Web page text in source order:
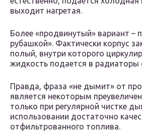
выходит нагретая.
Более «продвинутый» вариант –
рубашкой». Фактически корпус
полый, внутри которого
жидкость подается в радиаторы
Правда, фраза «не дымит» от
является некоторым
только при регулярной чистке
использовании достаточно
отфильтрованного топлива.